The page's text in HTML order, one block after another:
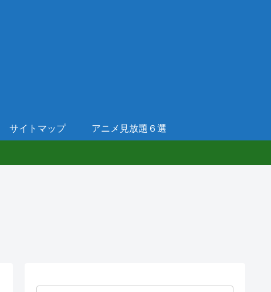
サイトマップ アニメ見放題６選